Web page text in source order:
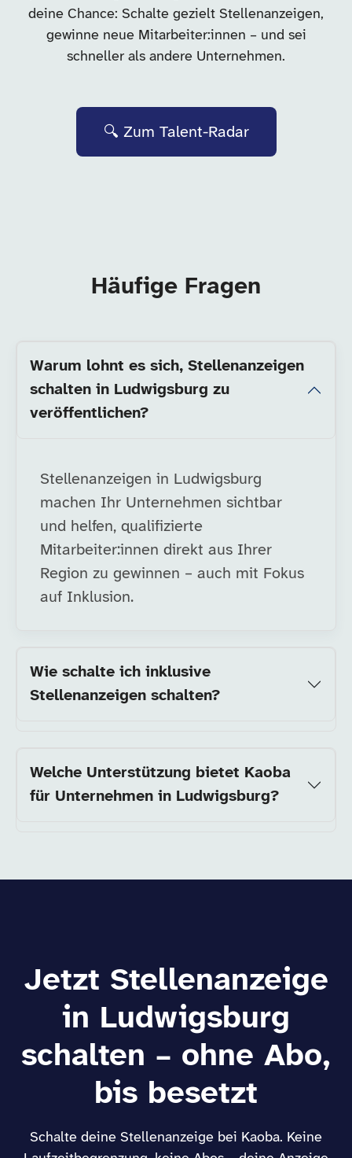
deine Chance: Schalte gezielt Stellenanzeigen,
gewinne neue Mitarbeiter:innen – und sei
schneller als andere Unternehmen.
🔍 Zum Talent-Radar
Häufige Fragen
Warum lohnt es sich, Stellenanzeigen
schalten in Ludwigsburg zu
veröffentlichen?
Stellenanzeigen in Ludwigsburg
machen Ihr Unternehmen sichtbar
und helfen, qualifizierte
Mitarbeiter:innen direkt aus Ihrer
Region zu gewinnen – auch mit Fokus
auf Inklusion.
Wie schalte ich inklusive
Stellenanzeigen schalten?
Welche Unterstützung bietet Kaoba
für Unternehmen in Ludwigsburg?
Jetzt Stellenanzeige
in Ludwigsburg
schalten – ohne Abo,
bis besetzt
Schalte deine Stellenanzeige bei Kaoba. Keine